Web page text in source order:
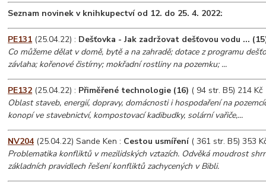
Seznam novinek v knihkupectví od 12. do 25. 4. 2022:
PE131 (25.04.22) : Dešťovka - Jak zadržovat dešťovou vodu ...
Co můžeme dělat v domě, bytě a na zahradě; dotace z programu
závlaha; kořenové čistírny; mokřadní rostliny na pozemku; ...
PE132 (25.04.22) : Přiměřené technologie (16) ( 94 str. B5) 214 Kč
Oblast staveb, energií, dopravy, domácnosti i hospodaření na
konopí ve stavebnictví, kompostovací kadibudky, solární vařiče,...
NV204 (25.04.22) Sande Ken : Cestou usmíření( 361 str. B5) 353
Problematika konfliktů v mezilidských vztazích. Odvěká moudrost
základních pravidlech řešení konfliktů zachycených v Bibli.